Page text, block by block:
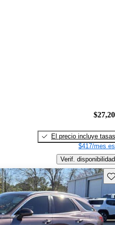
El precio incluye tasas
$417/mes
Verif. disponibilidad